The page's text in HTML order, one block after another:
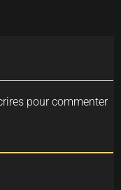
pour commenter